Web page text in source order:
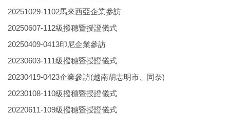
20251029-1102馬來西亞企業參訪
20250607-112級撥穗暨授證儀式
20250409-0413印尼企業參訪
20230603-111級撥穗暨授證儀式
20230419-0423企業參訪(越南胡志明市、同奈)
20230108-110級撥穗暨授證儀式
20220611-109級撥穗暨授證儀式